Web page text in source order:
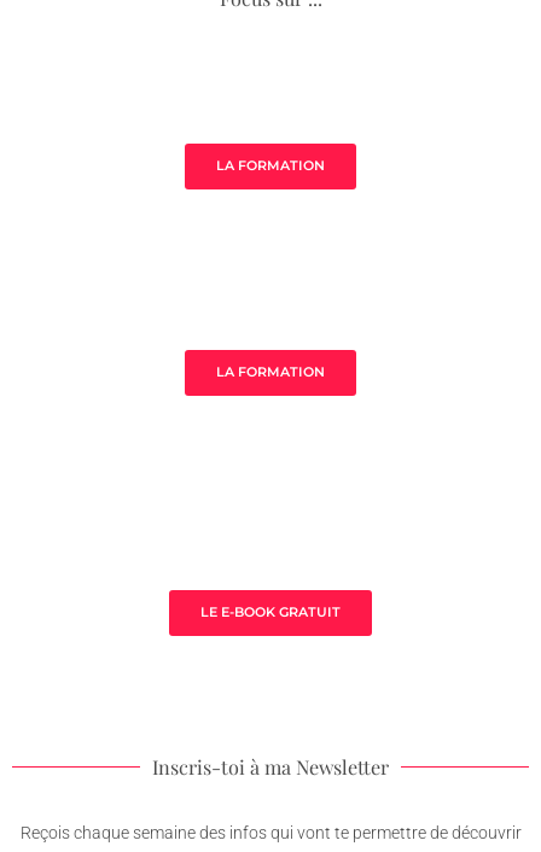
LA FORMATION
LA FORMATION
LE E-BOOK GRATUIT
Inscris-toi à ma Newsletter
Reçois chaque semaine des infos qui vont te permettre de découvrir